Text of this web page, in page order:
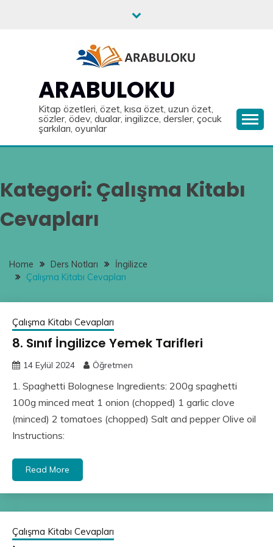
ARABULOKU
Kitap özetleri, özet, kısa özet, uzun özet,
sözler, ödev, dualar, ingilizce, dersler, çocuk
şarkıları, oyunlar
Kategori: Çalışma Kitabı
Cevapları
Home Ders Notları
İngilizce
Çalışma Kitabı Cevapları
Çalışma Kitabı Cevapları
8. Sınıf İngilizce Yemek Tarifleri
14 Eylül 2024 Öğretmen
1. Spaghetti Bolognese Ingredients: 200g spaghetti
100g minced meat 1 onion (chopped) 1 garlic clove
(minced) 2 tomatoes (chopped) Salt and pepper Olive oil
Instructions:
Read More
Çalışma Kitabı Cevapları